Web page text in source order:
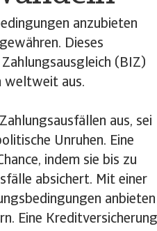
anzubieten
Dieses
(BIZ)
weltweit aus.
aus, sei
Unruhen. Eine
indem sie bis zu
absichert. Mit einer
anbieten
Eine Kreditversicherung